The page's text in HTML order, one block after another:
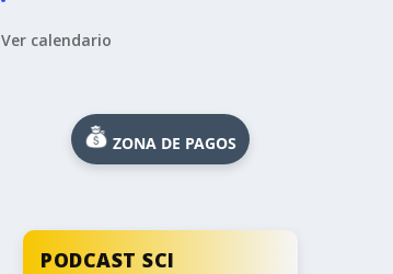
Ver calendario
ZONA DE PAGOS
PODCAST SCI